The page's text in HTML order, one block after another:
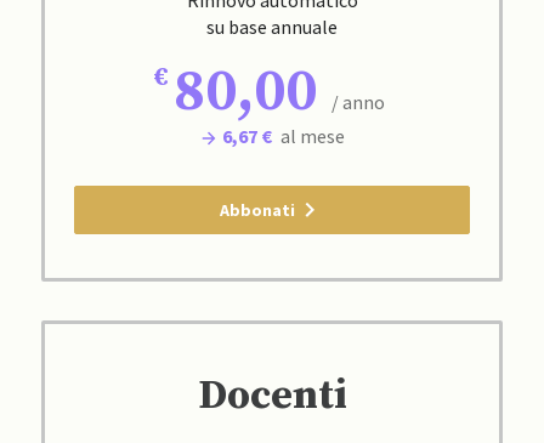
su base annuale
80,00
/ anno
6,67 € al mese
Abbonati
Docenti